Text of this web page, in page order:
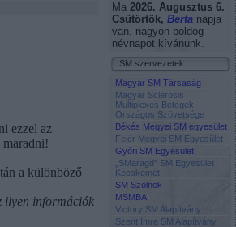
ezzel az
maradni!
a különböző
ilyen információk
Ma 2026. Augusztus 6.
Csütörtök, Berta napja
van, nagyon boldog
névnapot kívánunk.
SM szervezetek
Magyar SM Társaság
Magyar Sclerosis
Multiplexes Betegek
Országos Szövetsége
Békés Megyei SM egyesület
Fejér Megyei SM Egyesület
Győri SM Egyesület
„SMaragd” SM Egyesület
Kecskemét
SM Szolnok
MSMBA
Victory SM Alapítvány
Szent Imre SM Alapítvány